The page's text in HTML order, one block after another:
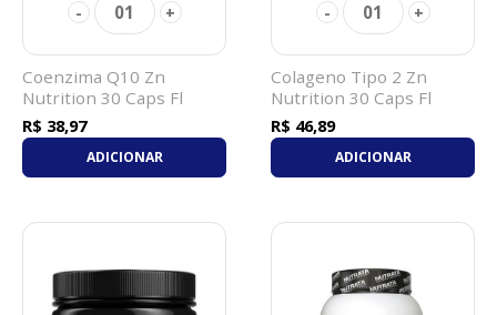
- 01 +
Coenzima Q10 Zn
Nutrition 30 Caps Fl
R$ 38,97
ADICIONAR
- 01 +
Colageno Tipo 2 Zn
Nutrition 30 Caps Fl
R$ 46,89
ADICIONAR